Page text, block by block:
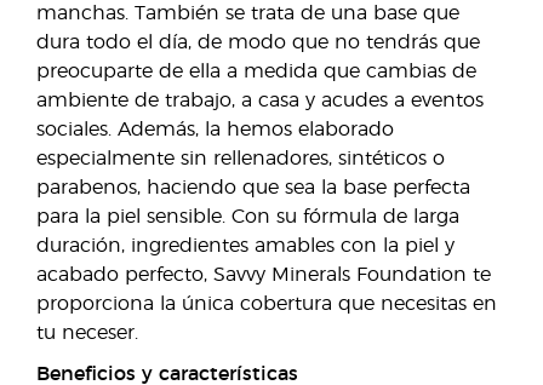
manchas. También se trata de una base que
dura todo el día, de modo que no tendrás que
preocuparte de ella a medida que cambias de
ambiente de trabajo, a casa y acudes a eventos
sociales. Además, la hemos elaborado
especialmente sin rellenadores, sintéticos o
parabenos, haciendo que sea la base perfecta
para la piel sensible. Con su fórmula de larga
duración, ingredientes amables con la piel y
acabado perfecto, Savvy Minerals Foundation te
proporciona la única cobertura que necesitas en
tu neceser.
Beneficios y características